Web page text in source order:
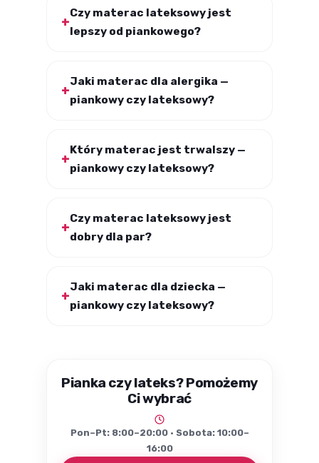
Czy materac lateksowy jest
lepszy od piankowego?
Jaki materac dla alergika —
piankowy czy lateksowy?
Który materac jest trwalszy —
piankowy czy lateksowy?
Czy materac lateksowy jest
dobry dla par?
Jaki materac dla dziecka —
piankowy czy lateksowy?
Pianka czy lateks? Pomożemy
Ci wybrać
Pon–Pt: 8:00–20:00 · Sobota: 10:00–
16:00